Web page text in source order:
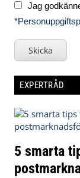
Jag
Skicka
EXPERTRÅD
5 smarta